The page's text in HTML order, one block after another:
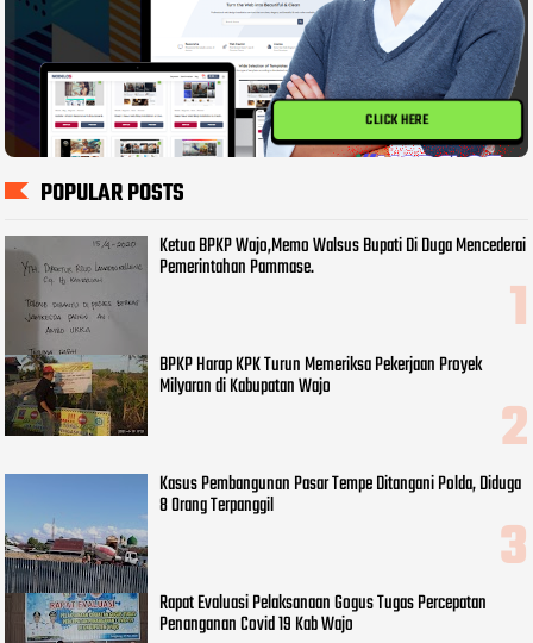
CLICK HERE
POPULAR POSTS
Ketua BPKP Wajo,Memo Walsus Bupati Di Duga Mencederai
Pemerintahan Pammase.
BPKP Harap KPK Turun Memeriksa Pekerjaan Proyek
Milyaran di Kabupatan Wajo
Kasus Pembangunan Pasar Tempe Ditangani Polda, Diduga
8 Orang Terpanggil
Rapat Evaluasi Pelaksanaan Gogus Tugas Percepatan
Penanganan Covid 19 Kab Wajo